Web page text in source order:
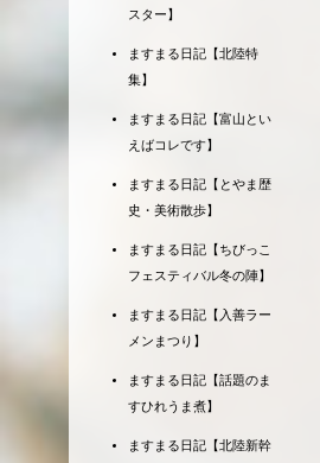
スター】
ますまる日記【北陸特
集】
ますまる日記【富山とい
えばコレです】
ますまる日記【とやま歴
史・美術散歩】
ますまる日記【ちびっこ
フェスティバル冬の陣】
ますまる日記【入善ラー
メンまつり】
ますまる日記【話題のま
すひれうま煮】
ますまる日記【北陸新幹